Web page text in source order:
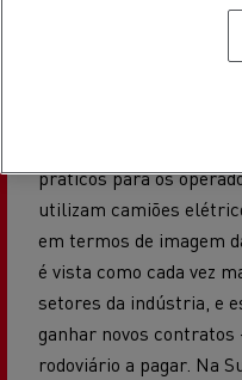
ganhar novos
práticos para os
utilizam camiões
em termos de imagem
é vista como cada vez
setores da indústria, e
ganhar novos
rodoviário a pagar. Na